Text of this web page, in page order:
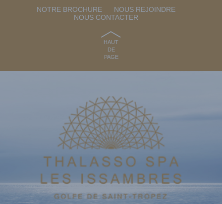
NOTRE BROCHURE
NOUS REJOINDRE
NOUS CONTACTER
HAUT
DE
PAGE